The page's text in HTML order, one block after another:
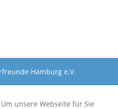
Hamburg e.V.
unsere Webseite für Sie